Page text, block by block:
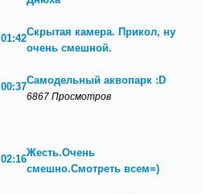
01:42
Скрытая камера. Прикол, ну
очень смешной.
00:37
Самодельный аквопарк :D
6867 Просмотров
02:16
Жесть.Очень
смешно.Смотреть всем=)